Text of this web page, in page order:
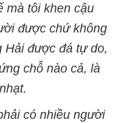
mà tôi khen cậu
được chứ không
Hải được đá tự do,
chỗ nào cả, là
có nhiều người